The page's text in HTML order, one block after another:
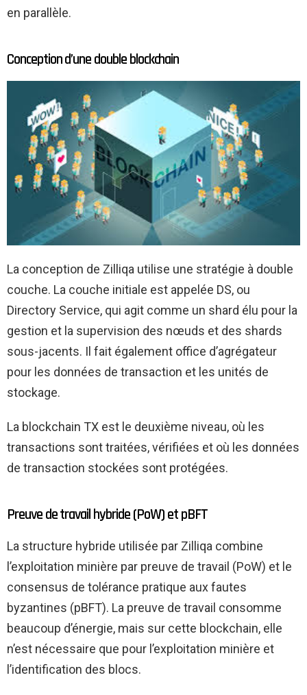
en parallèle.
Conception d’une double blockchain
La conception de Zilliqa utilise une stratégie à double
couche. La couche initiale est appelée DS, ou
Directory Service, qui agit comme un shard élu pour la
gestion et la supervision des nœuds et des shards
sous-jacents. Il fait également office d’agrégateur
pour les données de transaction et les unités de
stockage.
La blockchain TX est le deuxième niveau, où les
transactions sont traitées, vérifiées et où les données
de transaction stockées sont protégées.
Preuve de travail hybride (PoW) et pBFT
La structure hybride utilisée par Zilliqa combine
l’exploitation minière par preuve de travail (PoW) et le
consensus de tolérance pratique aux fautes
byzantines (pBFT). La preuve de travail consomme
beaucoup d’énergie, mais sur cette blockchain, elle
n’est nécessaire que pour l’exploitation minière et
l’identification des blocs.